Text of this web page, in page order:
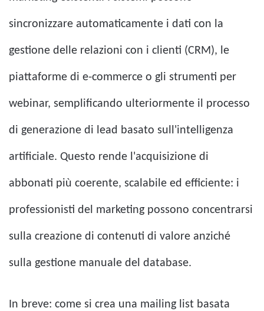
sincronizzare automaticamente i dati con la
gestione delle relazioni con i clienti (CRM), le
piattaforme di e-commerce o gli strumenti per
webinar, semplificando ulteriormente il processo
di generazione di lead basato sull'intelligenza
artificiale. Questo rende l'acquisizione di
abbonati più coerente, scalabile ed efficiente: i
professionisti del marketing possono concentrarsi
sulla creazione di contenuti di valore anziché
sulla gestione manuale del database.
In breve: come si crea una mailing list basata